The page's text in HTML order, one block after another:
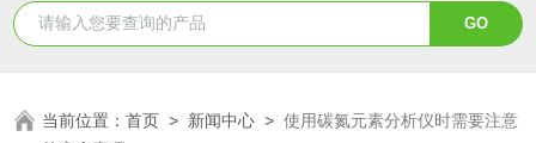
当前位置：首页 > 新闻中心 >使用碳氮元素分析仪时需要注意